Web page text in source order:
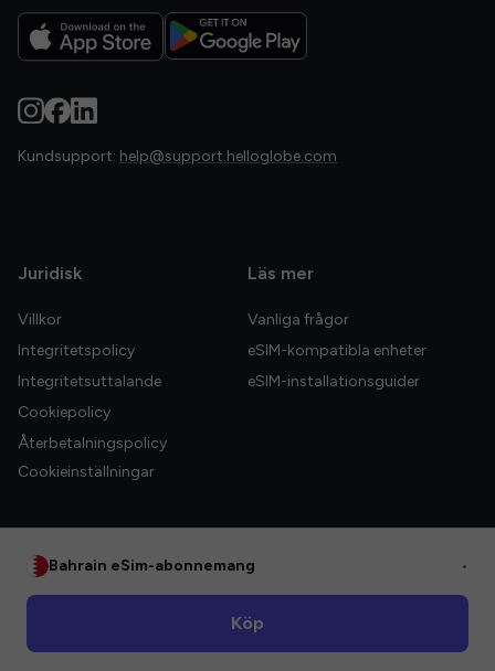
Kundsupport: help@support.helloglobe.com
Juridisk
Villkor
Integritetspolicy
Integritetsuttalande
Cookiepolicy
Återbetalningspolicy
Cookieinställningar
Läs mer
Vanliga frågor
eSIM-kompatibla enheter
eSIM-installationsguider
Bahrain eSim-abonnemang •
Köp